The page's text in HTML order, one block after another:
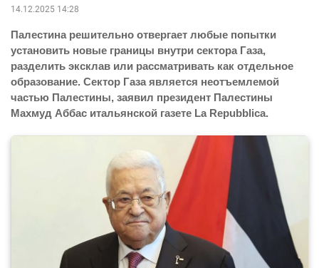
14.12.2025 14:28
Палестина решительно отвергает любые попытки
установить новые границы внутри сектора Газа,
разделить эксклав или рассматривать как отдельное
образование. Сектор Газа является неотъемлемой
частью Палестины, заявил президент Палестины
Махмуд Аббас итальянской газете La Repubblica.